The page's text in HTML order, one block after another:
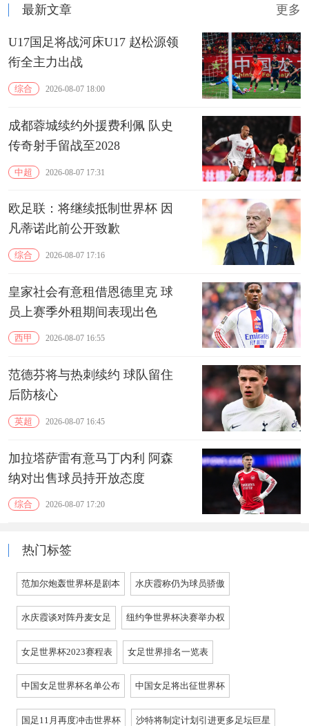
最新文章 更多
U17国足将战河床U17 赵松源领
衔全主力出战
综合 2026-08-07 18:00
成都蓉城续约外援费利佩 队史
传奇射手留战至2028
中超 2026-08-07 17:31
欧足联：将继续抵制世界杯 因
凡蒂诺此前公开致歉
综合 2026-08-07 17:16
皇家社会有意租借恩德里克 球
员上赛季外租期间表现出色
西甲 2026-08-07 16:55
范德芬将与热刺续约 球队留住
后防核心
英超 2026-08-07 16:45
加拉塔萨雷有意马丁内利 阿森
纳对出售球员持开放态度
综合 2026-08-07 17:20
热门标签
范加尔炮轰世界杯是剧本 水庆霞称仍为球员骄傲
水庆霞谈对阵丹麦女足 纽约争世界杯决赛举办权
女足世界杯2023赛程表 女足世界排名一览表
中国女足世界杯名单公布 中国女足将出征世界杯
国足11月再度冲击世界杯 沙特将制定计划引进更多足坛巨星